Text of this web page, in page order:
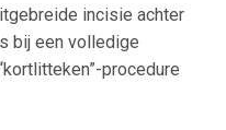
incisie achter
bij een volledige
procedure